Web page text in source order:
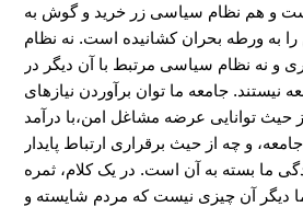
و هم نظام سیاسی زر خرید و گوش به
به ورطه بحران کشانیده است. نه نظام
و نه نظام سیاسی مرتبط با آن دیگر در
نیستند. جامعه ما توان برآوردن نیازهای
حیث توانایی عرضه مشاغل امن،با درآمد
و چه از حیث برقراری ارتباط پایدار
ما بسته به آن است. در یک کلام، ثمره
دیگر آن چیزی نیست که مردم شایسته و